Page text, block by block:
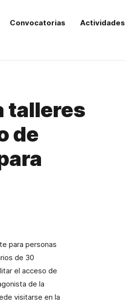
Convocatorias Actividades
talleres
de
para personas
de 30
el acceso de
de la
visitarse en la